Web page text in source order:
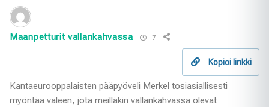
Maanpetturit vallankahvassa 7
Kopioi linkki
Kantaeurooppalaisten pääpyöveli Merkel tosiasiallisesti
myöntää valeen, jota meilläkin vallankahvassa olevat